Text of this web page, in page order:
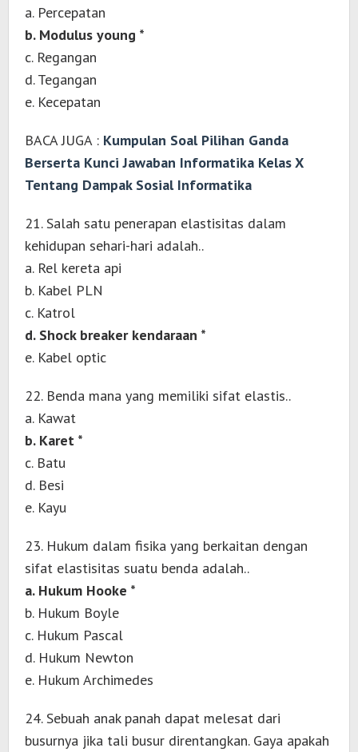
a. Percepatan
b. Modulus young *
c. Regangan
d. Tegangan
e. Kecepatan
BACA JUGA : Kumpulan Soal Pilihan Ganda
Berserta Kunci Jawaban Informatika Kelas X
Tentang Dampak Sosial Informatika
21. Salah satu penerapan elastisitas dalam
kehidupan sehari-hari adalah..
a. Rel kereta api
b. Kabel PLN
c. Katrol
d. Shock breaker kendaraan *
e. Kabel optic
22. Benda mana yang memiliki sifat elastis..
a. Kawat
b. Karet *
c. Batu
d. Besi
e. Kayu
23. Hukum dalam fisika yang berkaitan dengan
sifat elastisitas suatu benda adalah..
a. Hukum Hooke *
b. Hukum Boyle
c. Hukum Pascal
d. Hukum Newton
e. Hukum Archimedes
24. Sebuah anak panah dapat melesat dari
busurnya jika tali busur direntangkan. Gaya apakah